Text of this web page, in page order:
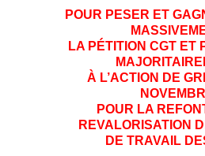
POUR PESER ET
LA PÉTITION CGT ET
À L’ACTION DE
POUR LA
REVALORISATION
DE TRAVAIL